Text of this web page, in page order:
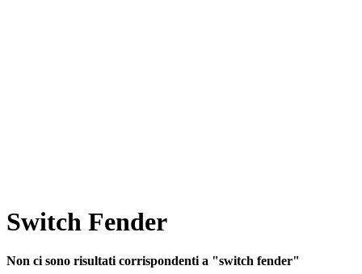
Switch Fender
Non ci sono risultati corrispondenti a "switch fender"